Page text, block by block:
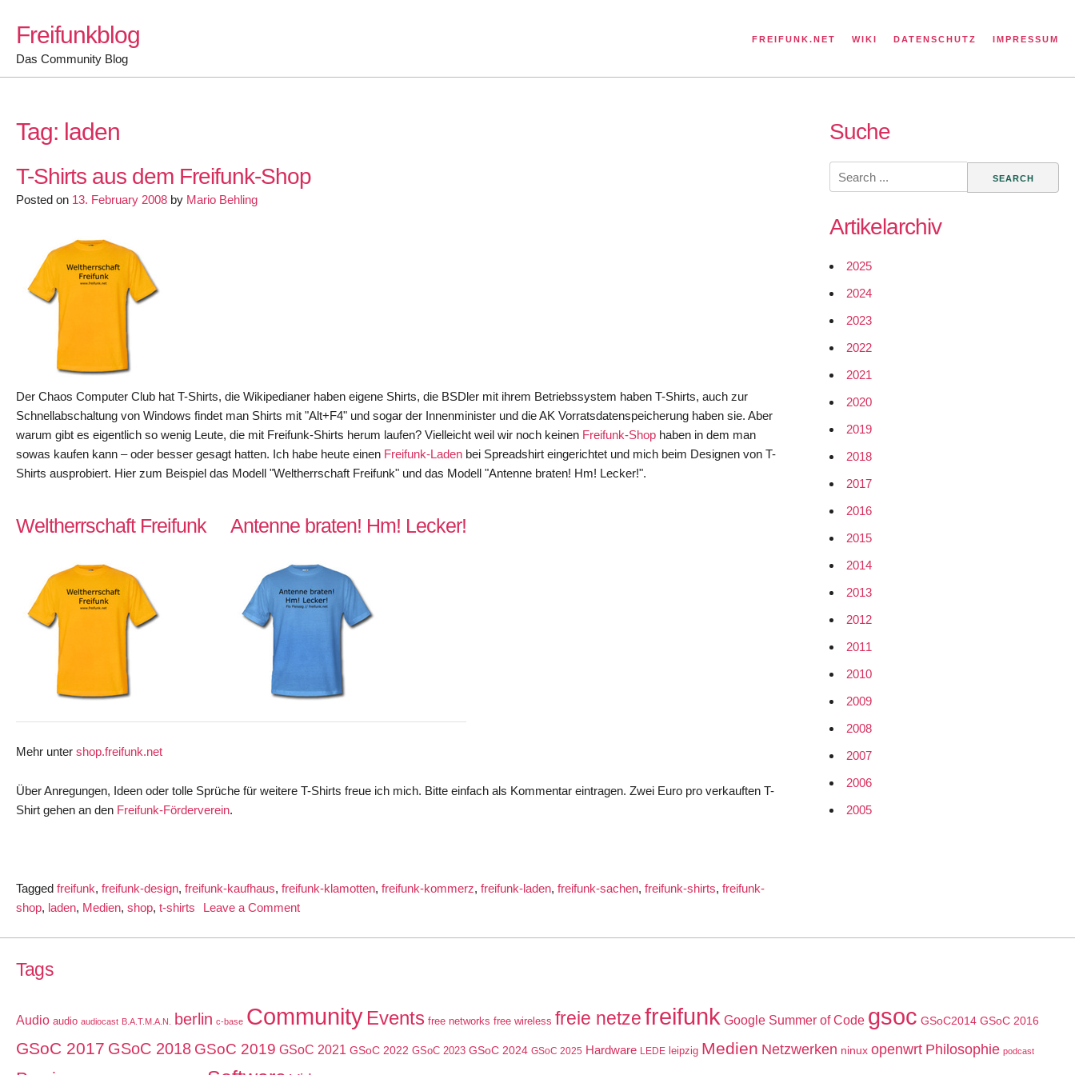
content
Freifunkblog
Das Community Blog
FREIFUNK.NET WIKI DATENSCHUTZ IMPRESSUM
Tag: laden
T-Shirts aus dem Freifunk-Shop
Posted on 13. February 2008 by Mario Behling
Der Chaos Computer Club hat T-Shirts, die Wikipedianer haben eigene Shirts, die BSDler mit ihrem Betriebssystem haben T-Shirts, auch zur
Schnellabschaltung von Windows findet man Shirts mit "Alt+F4" und sogar der Innenminister und die AK Vorratsdatenspeicherung haben sie. Aber
warum gibt es eigentlich so wenig Leute, die mit Freifunk-Shirts herum laufen? Vielleicht weil wir noch keinen Freifunk-Shop haben in dem man
sowas kaufen kann – oder besser gesagt hatten. Ich habe heute einen Freifunk-Laden bei Spreadshirt eingerichtet und mich beim Designen von T-
Shirts ausprobiert. Hier zum Beispiel das Modell "Weltherrschaft Freifunk" und das Modell "Antenne braten! Hm! Lecker!".
Weltherrschaft Freifunk Antenne braten! Hm! Lecker!
Mehr unter shop.freifunk.net
Über Anregungen, Ideen oder tolle Sprüche für weitere T-Shirts freue ich mich. Bitte einfach als Kommentar eintragen. Zwei Euro pro verkauften T-
Shirt gehen an den Freifunk-Förderverein.
Tagged freifunk, freifunk-design, freifunk-kaufhaus, freifunk-klamotten, freifunk-kommerz, freifunk-laden, freifunk-sachen, freifunk-shirts, freifunk-
shop, laden, Medien, shop, t-shirts Leave a Commenton
Shop
Suche
Search
for:
Artikelarchiv
2025
2024
2023
2022
2021
2020
2019
2018
2017
2016
2015
2014
2013
2012
2011
2010
2009
2008
2007
2006
2005
Tags
Audio audio audiocast B.A.T.M.A.N. berlin c-base Community Events free networks free wireless freie netzefreifunk Google Summer of Code gsoc GSoC2014 GSoC 2016
GSoC 2017 GSoC 2018 GSoC 2019 GSoC 2021 GSoC 2022 GSoC 2023 GSoC 2024 GSoC 2025 Hardware LEDE leipzig Medien Netzwerken ninux openwrt Philosophie podcast